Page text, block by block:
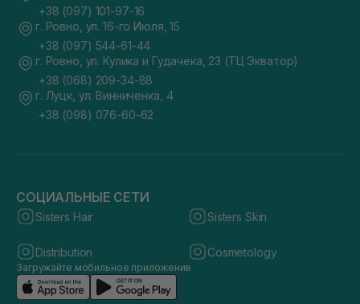
+38 (097) 101-97-16
г. Ровно, ул. 16-го Июля, 15
+38 (097) 544-61-44
г. Ровно, ул. Кулика и Гудачека, 23 (ТЦ Экватор)
+38 (068) 209-34-88
г. Луцк, ул. Винниченка, 4
+38 (098) 076-60-62
СОЦИАЛЬНЫЕ СЕТИ
Sisters Hair Sisters Skin
Distribution Cosmetology
Загружайте мобильное приложение